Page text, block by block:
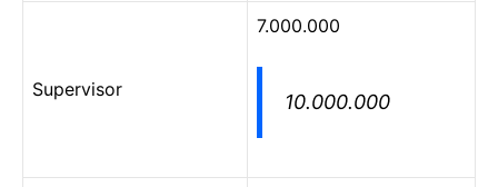
Supervisor
7.000.000
10.000.000